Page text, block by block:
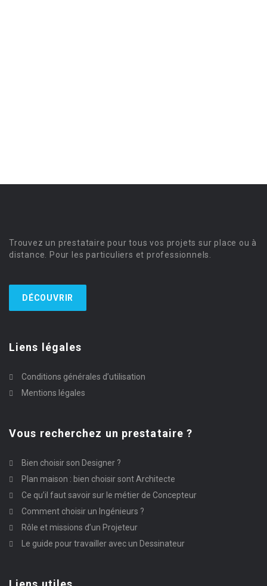
Trouvez un prestataire pour tous vos projets sur place ou à
distance. Pour les particuliers et professionnels.
DÉCOUVRIR
Liens légales
Conditions générales d’utilisation
Mentions légales
Vous recherchez un prestataire ?
Bien choisir son Designer ?
Plan maison : bien choisir sont Architecte
Ce qu’il faut savoir sur le métier de Concepteur
Comment choisir un Ingénieurs ?
Rôle et missions d’un Projeteur
Le guide pour travailler avec un Dessinateur